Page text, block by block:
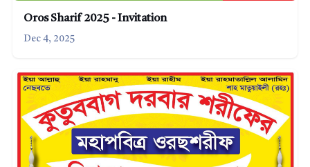
Oros Sharif 2025 - Invitation
Dec 4, 2025